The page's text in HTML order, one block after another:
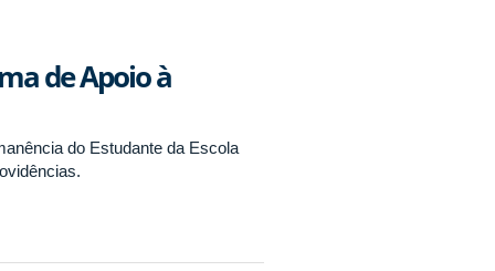
de Apoio à
do Estudante da Escola